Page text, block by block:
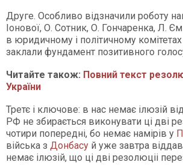
Друге. Особливо відзначили роботу
Іонової, О. Сотник, О. Гончаренка, Л.
в юридичному і політичному комітетах
заклали фундамент позитивного
Читайте також: Повний текст
України
Третє і ключове: в нас немає ілюзій
РФ не збирається виконувати ці дві
чотири попередні, бо немає намірів у
війська з Донбасу й уже завтра
немає ілюзій, що ці дві резолюціі